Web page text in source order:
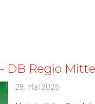
DB Regio
28. Mai 2026